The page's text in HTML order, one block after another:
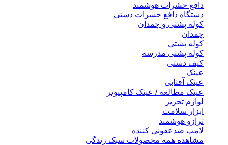
دافع حشرات هوشمند
دستگاه دافع حشرات دستی
کوله پشتی و چمدان
چمدان
کوله پشتی
کوله پشتی مدرسه
کیف دستی
عینک
عینک آفتابی
عینک مطالعه / عینک کامپیوتر
لوازم تحریر
ابزار سلامت
ترازو هوشمند
لامپ ضدعفونی کننده
مشاهده همه محصولات سبک زندگی